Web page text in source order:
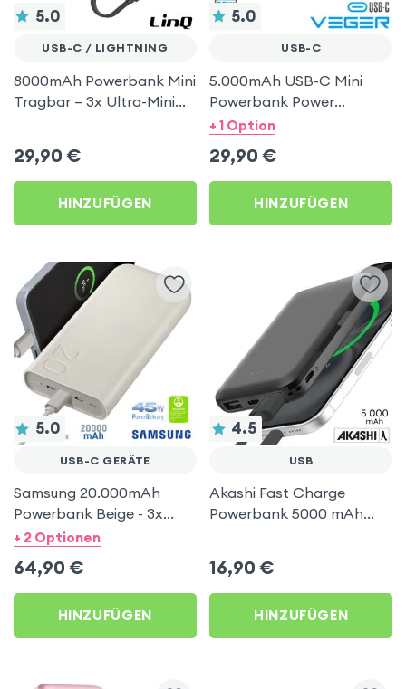
5.0
USB-C / LIGHTNING
8000mAh Powerbank Mini
Tragbar – 3x Ultra-Mini
29,90 €
HINZUFÜGEN
5.0
USB-C
5.000mAh USB-C Mini
Powerbank Power
Delivery 20W Schwarz -
+ 1 Option
29,90 €
HINZUFÜGEN
5.0
USB-C GERÄTE
Samsung 20.000mAh
Powerbank Beige - 3x
USB-C Power Delivery
+ 2 Optionen
64,90 €
HINZUFÜGEN
4.5
USB
Akashi Fast Charge
Powerbank 5000 mAh
16,90 €
HINZUFÜGEN